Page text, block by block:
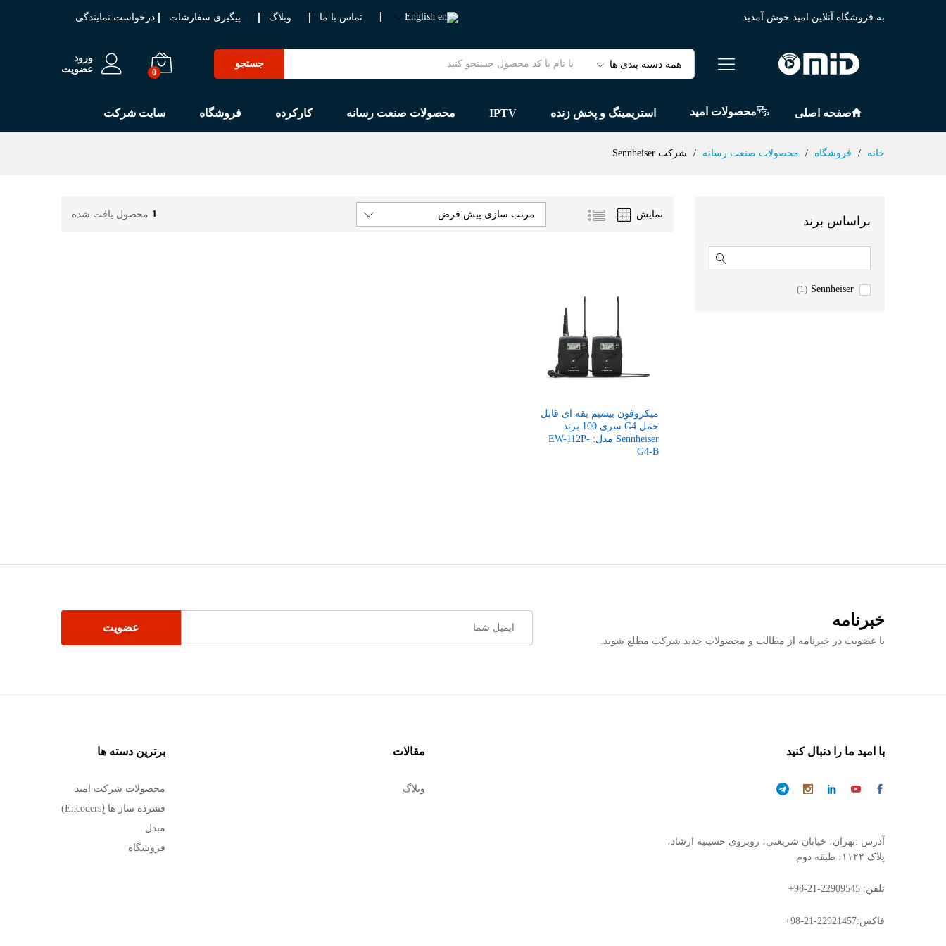
به فروشگاه آنلاین امید خوش آمدید تماس با ما وبلاگ پیگیری سفارشات درخواست نمایندگی
همه دسته بندی ها جستجو
0
ورود
عضویت
صفحه اصلی محصولات امید استریمینگ و پخش زنده IPTV محصولات صنعت رسانه کارکرده فروشگاه سایت شرکت
خانه / فروشگاه / محصولات صنعت رسانه / شرکت Sennheiser
1 محصول یافت شده نمایش مرتب سازی پیش فرض
میکروفون بیسیم یقه‌ ای قابل
حمل G4 سری 100 برند
Sennheiser مدل: EW-112P-
G4-B
براساس برند
Sennheiser
(1)
خبرنامه
با عضویت در خبرنامه از مطالب و محصولات جدید شرکت مطلع شوید.
با امید ما را دنبال کنید
آدرس :تهران، خیابان شریعتی، روبروی حسینیه ارشاد،
پلاک ۱۱۲۲، طبقه دوم
تلفن: 22909545-21-98+
فاکس:22921457-21-98+
مقالات
وبلاگ
برترین دسته ها
محصولات شرکت امید
فشرده ساز ها (ٍEncoders)
مبدل
فروشگاه